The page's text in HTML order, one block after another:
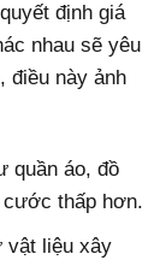
định giá
nhau sẽ yêu
điều này ảnh
quần áo, đồ
thấp hơn.
vật liệu xây